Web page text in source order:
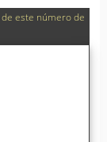
de este número de